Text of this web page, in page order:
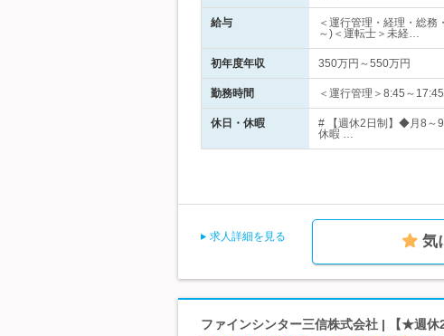
給与
＜運行管理・経理・総
～)＜運転士＞未経…
初年度年収 350万円～550万円
勤務時間 ＜運行管理＞8:45～
休日・休暇
# 【週休2日制】◆月8
休暇 …
求人詳細を見る 気
ファインシンター三信株式会社 | 【★週